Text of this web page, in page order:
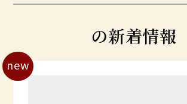
の新着情報
new